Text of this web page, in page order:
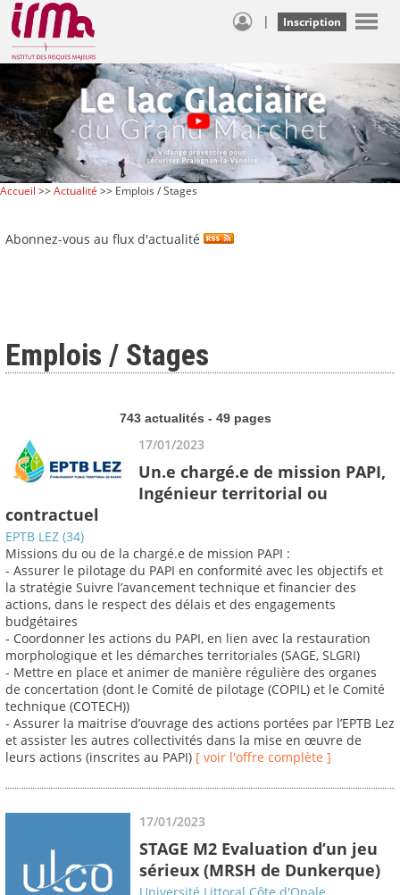
| Inscription
Accueil >>Actualité >> Emplois / Stages
Abonnez-vous au flux d'actualité
Emplois / Stages
743 actualités - 49 pages
17/01/2023
Un.e chargé.e de mission PAPI,
Ingénieur territorial ou
contractuel
EPTB LEZ (34)
Missions du ou de la chargé.e de mission PAPI :
- Assurer le pilotage du PAPI en conformité avec les objectifs et
la stratégie Suivre l’avancement technique et financier des
actions, dans le respect des délais et des engagements
budgétaires
- Coordonner les actions du PAPI, en lien avec la restauration
morphologique et les démarches territoriales (SAGE, SLGRI)
- Mettre en place et animer de manière régulière des organes
de concertation (dont le Comité de pilotage (COPIL) et le Comité
technique (COTECH))
- Assurer la maitrise d’ouvrage des actions portées par l’EPTB Lez
et assister les autres collectivités dans la mise en œuvre de
leurs actions (inscrites au PAPI) [ voir l'offre complète ]
17/01/2023
STAGE M2 Evaluation d’un jeu
sérieux (MRSH de Dunkerque)